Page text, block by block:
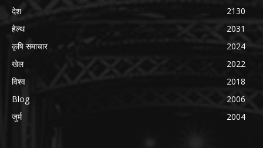
देश
2130
हेल्थ
2031
कृषि समाचार
2024
खेल
2022
विश्व
2018
Blog
2006
जुर्म
2004